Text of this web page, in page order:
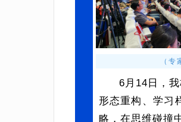
（专
6月14日，
形态重构、学习
略，在思维碰撞